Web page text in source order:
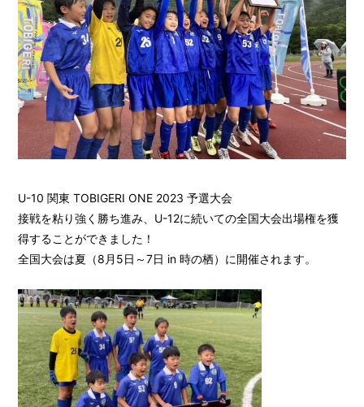
U-10 関東 TOBIGERI ONE 2023 予選大会
接戦を粘り強く勝ち進み、U-12に続いての全国大会出場権を獲
得することができました！
全国大会は夏（8月5日～7日 in 時の栖）に開催されます。